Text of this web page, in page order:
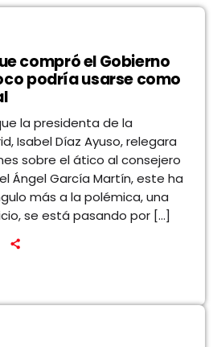
compró el Gobierno
podría usarse como
la presidenta de la
Isabel Díaz Ayuso, relegara
sobre el ático al consejero
Ángel García Martín, este ha
más a la polémica, una
se está pasando por […]